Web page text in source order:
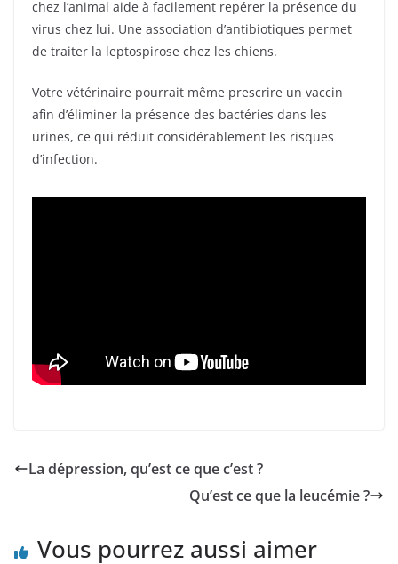
chez l’animal aide à facilement repérer la présence du
virus chez lui. Une association d’antibiotiques permet
de traiter la leptospirose chez les chiens.
Votre vétérinaire pourrait même prescrire un vaccin
afin d’éliminer la présence des bactéries dans les
urines, ce qui réduit considérablement les risques
d’infection.
La dépression, qu’est ce que c’est ?
Qu’est ce que la leucémie ?
Vous pourrez aussi aimer